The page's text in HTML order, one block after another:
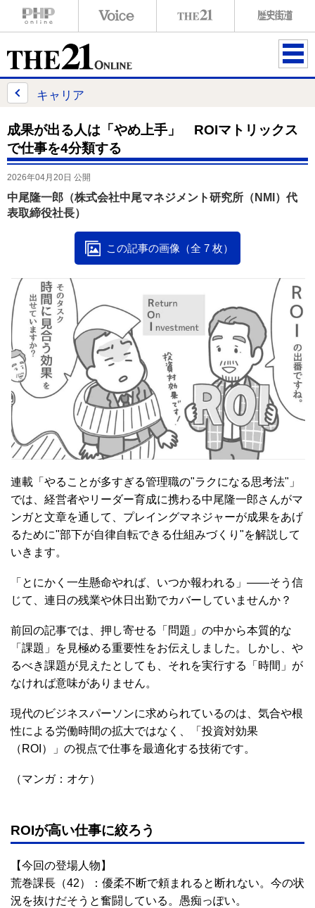
キャリア
成果が出る人は「やめ上手」 ROIマトリックス
で仕事を4分類する
2026年04月20日 公開
中尾隆一郎（株式会社中尾マネジメント研究所（NMI）代
表取締役社長）
この記事の画像（全 7 枚）
連載「やることが多すぎる管理職の"ラクになる思考法"」
では、経営者やリーダー育成に携わる中尾隆一郎さんがマ
ンガと文章を通して、プレイングマネジャーが成果をあげ
るために"部下が自律自転できる仕組みづくり"を解説して
いきます。
「とにかく一生懸命やれば、いつか報われる」――そう信
じて、連日の残業や休日出勤でカバーしていませんか？
前回の記事では、押し寄せる「問題」の中から本質的な
「課題」を見極める重要性をお伝えしました。しかし、や
るべき課題が見えたとしても、それを実行する「時間」が
なければ意味がありません。
現代のビジネスパーソンに求められているのは、気合や根
性による労働時間の拡大ではなく、「投資対効果
（ROI）」の視点で仕事を最適化する技術です。
（マンガ：オケ）
ROIが高い仕事に絞ろう
【今回の登場人物】
荒巻課長（42）：優柔不断で頼まれると断れない。今の状
況を抜けだそうと奮闘している。愚痴っぽい。